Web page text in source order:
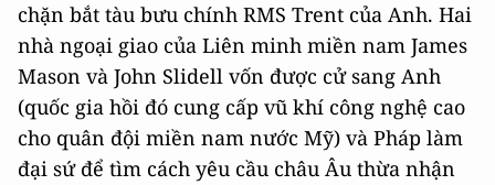
chặn bắt tàu bưu chính RMS Trent của Anh. Hai
nhà ngoại giao của Liên minh miền nam James
Mason và John Slidell vốn được cử sang Anh
(quốc gia hồi đó cung cấp vũ khí công nghệ cao
cho quân đội miền nam nước Mỹ) và Pháp làm
đại sứ để tìm cách yêu cầu châu Âu thừa nhận